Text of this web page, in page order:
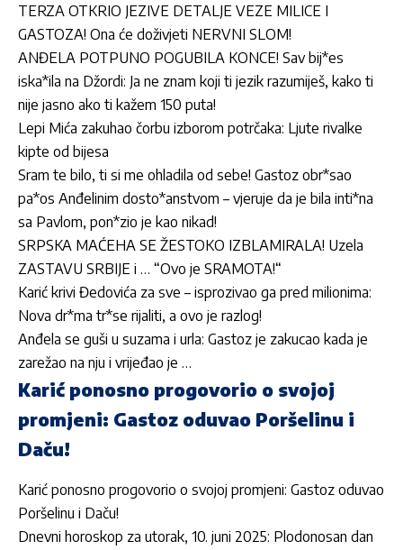
TERZA OTKRIO JEZIVE DETALJE VEZE MILICE I
GASTOZA! Ona će doživjeti NERVNI SLOM!
ANĐELA POTPUNO POGUBILA KONCE! Sav bij*es
iska*ila na Džordi: Ja ne znam koji ti jezik razumiješ, kako ti
nije jasno ako ti kažem 150 puta!
Lepi Mića zakuhao čorbu izborom potrčaka: Ljute rivalke
kipte od bijesa
Sram te bilo, ti si me ohladila od sebe! Gastoz obr*sao
pa*os Anđelinim dosto*anstvom – vjeruje da je bila inti*na
sa Pavlom, pon*zio je kao nikad!
SRPSKA MAĆEHA SE ŽESTOKO IZBLAMIRALA! Uzela
ZASTAVU SRBIJE i … “Ovo je SRAMOTA!“
Karić krivi Đedovića za sve – isprozivao ga pred milionima:
Nova dr*ma tr*se rijaliti, a ovo je razlog!
Anđela se guši u suzama i urla: Gastoz je zakucao kada je
zarežao na nju i vrijeđao je …
Karić ponosno progovorio o svojoj
promjeni: Gastoz oduvao Poršelinu i
Daču!
Karić ponosno progovorio o svojoj promjeni: Gastoz oduvao
Poršelinu i Daču!
Dnevni horoskop za utorak, 10. juni 2025: Plodonosan dan